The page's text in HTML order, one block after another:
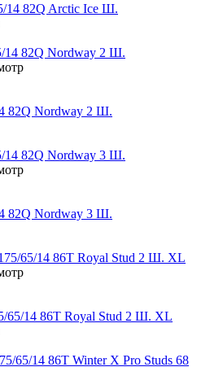
14 82Q Arctic Ice Ш.
82Q Nordway 2 Ш.
82Q Nordway 3 Ш.
65/14 86T Royal Stud 2 Ш. XL